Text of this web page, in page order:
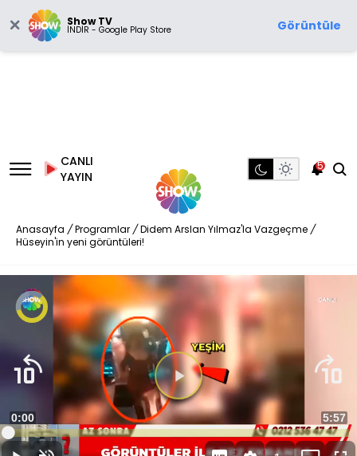
Show TV
İNDİR - Google Play Store Görüntüle
CANLI
YAYIN
5
Anasayfa / Programlar / Didem Arslan Yılmaz'la Vazgeçme /
Hüseyin'in yeni görüntüleri!
Yüklendi:
1.67%